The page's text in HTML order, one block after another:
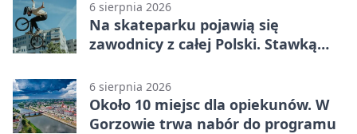
6 sierpnia 2026
Na skateparku pojawią się
zawodnicy z całej Polski. Stawką
6 sierpnia 2026
Około 10 miejsc dla opiekunów. W
Gorzowie trwa nabór do programu